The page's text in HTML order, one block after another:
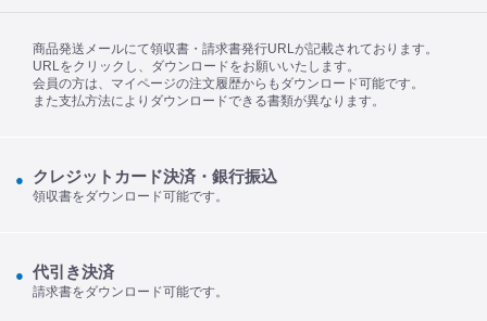
商品発送メールにて領収書・請求書発行URLが記載されております。
URLをクリックし、ダウンロードをお願いいたします。
会員の方は、マイページの注文履歴からもダウンロード可能です。
また支払方法によりダウンロードできる書類が異なります。
クレジットカード決済・銀行振込
領収書をダウンロード可能です。
代引き決済
請求書をダウンロード可能です。